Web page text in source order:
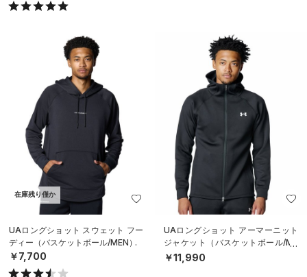
在庫残り僅か
UAロングショット スウェット フー
ディー（バスケットボール/MEN）
￥7,700
UAロングショット アーマーニット
ジャケット（バスケットボール/ME
N）
￥11,990